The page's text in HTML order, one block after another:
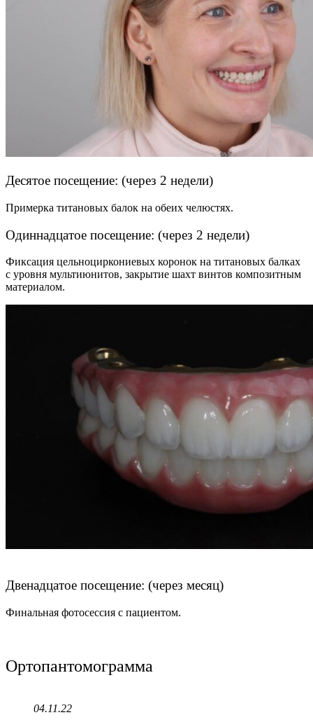
Десятое посещение: (через 2 недели)
Примерка титановых балок на обеих челюстях.
Одиннадцатое посещение: (через 2 недели)
Фиксация цельноциркониевых коронок на титановых балках
с уровня мультиюнитов, закрытие шахт винтов композитным
материалом.
Двенадцатое посещение: (через месяц)
Финальная фотосессия с пациентом.
Ортопантомограмма
04.11.22